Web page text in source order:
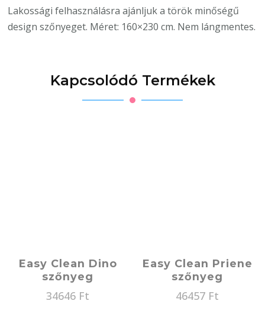
Lakossági felhasználásra ajánljuk a török minőségű
design szőnyeget. Méret: 160×230 cm. Nem lángmentes.
Kapcsolódó Termékek
Easy Clean Dino
szőnyeg
34646 Ft
Easy Clean Priene
szőnyeg
46457 Ft